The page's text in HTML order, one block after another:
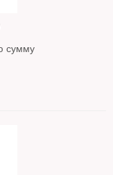
сумму